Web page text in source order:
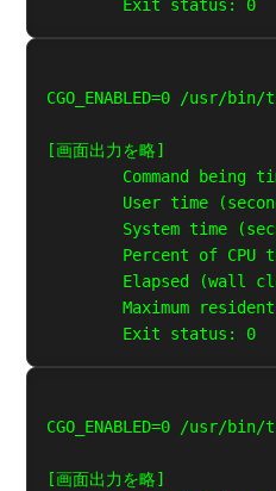
CGO_ENABLED=0 /
[画面出力を略]
Command being
User time
System time
Percent of CPU
Elapsed (wall
Maximum
CGO_ENABLED=0 /
[画面出力を略]